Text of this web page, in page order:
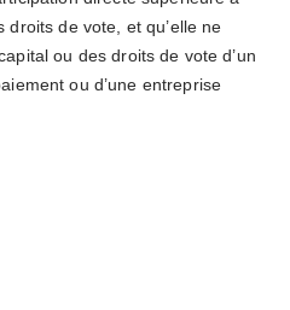
droits de vote, et qu’elle ne
ou des droits de vote d’un
ou d’une entreprise